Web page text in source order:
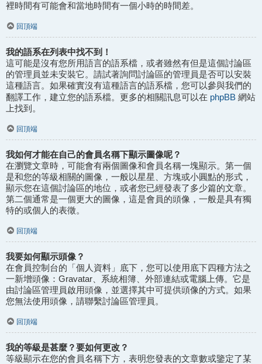
裡時間有可能會和當地時間有一個小時的時間差。
回頂端
我的語系在列表中找不到！
這可能是沒有您所用語言的語系檔，或者雖然有但是這個討論區
的管理員並未安裝它。請試著詢問討論區的管理員是否可以安裝
這種語言。如果確實沒有這種語言的語系檔，您可以參與我們的
翻譯工作，建立您的語系檔。更多的相關訊息可以在 phpBB 網站
上找到。
回頂端
我如何才能在自己的會員名稱下顯示圖像呢？
在瀏覽文章時，可能會有兩個圖像和會員名稱一塊顯示。第一個
是和您的等級相關的圖像，一般以星星、方塊或小圓點的形式，
顯示您在這個討論區的地位，或者您已經發表了多少篇的文章。
第二個通常是一個更大的圖像，這是會員的頭像，一般是具有獨
特的或個人的表徵。
回頂端
我要如何顯示頭像？
在會員控制台的「個人資料」底下，您可以使用底下四種方法之
一新增頭像：Gravatar、系統相簿、外部連結或電腦上傳。它是
由討論區管理員啟用頭像，並選擇其中可提供頭像的方式。如果
您無法使用頭像，請聯繫討論區管理員。
回頂端
我的等級是甚麼？要如何更改？
等級顯示在您的會員名稱下方，表明您發表的文章數或鑒定了某